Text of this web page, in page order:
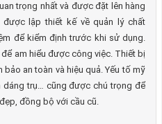
trọng nhất và được đặt lên hàng
lập thiết kế về quản lý chất
để kiểm định trước khi sử dụng.
am hiểu được công việc. Thiết bị
an toàn và hiệu quả. Yếu tố mỹ
dáng trụ… cũng được chú trọng để
đồng bộ với cầu cũ.